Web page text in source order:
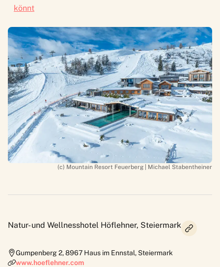
könnt
(c) Mountain Resort Feuerberg | Michael Stabentheiner
Natur- und Wellnesshotel Höflehner, Steiermark
Gumpenberg 2,8967 Haus im Ennstal, Steiermark
www.hoeflehner.com